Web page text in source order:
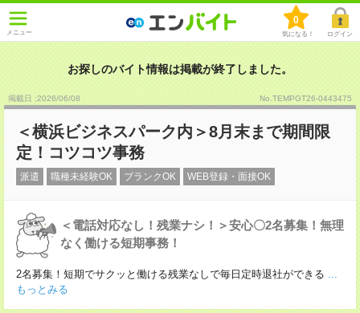
メニュー
0
気になる！ ログイン
お探しのバイト情報は掲載が終了しました。
掲載日 :2026/06/08 No.TEMPGT26-0443475
＜横浜ビジネスパーク内＞8月末まで期間限
定！コツコツ事務
派遣 職種未経験OK ブランクOK WEB登録・面接OK
＜電話対応なし！残業ナシ！＞安心〇2名募集！無理
なく働ける短期事務！
2名募集！短期でサクッと働ける残業なしで毎日定時退社ができる ...
もっとみる